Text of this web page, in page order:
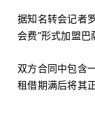
据知名转会记者
会费”形式加盟巴
双方合同中包含
租借期满后将其